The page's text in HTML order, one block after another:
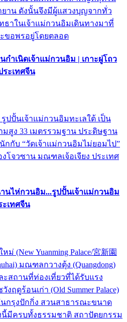
าน ดังนั้นจึงมีผู้แสวงบุญจากทั่ว
ธาในเจ้าแม่กวนอิมเดินทางมาที่
ขอพรอยู่โดยตลอด
ำเนิดเจ้าแม่กวนอิม | เกาะผู่โถว
ะเทศจีน
ปั้นเจ้าแม่กวนอิมทะเลใต้ เป็น
สูง 33 เมตรรวมฐาน ประดิษฐาน
กกับ “วัดเจ้าแม่กวนอิมไม่ยอมไป”
โจวซาน มณฑลเจ้อเจียง ประเทศ
านไห่กวนอิม...รูปปั้นเจ้าแม่กวนอิม
ะเทศจีน
(New Yuanming Palace/宮新園
มณฑลกวางตุ้ง (Quangdong)
ะสถานที่ท่องเที่ยวที่ได้รับแรง
ฤดูร้อนเก่า (Old Summer Palace)
กรุงปักกิ่ง สวนสาธารณะขนาด
นี้มีครบทั้งธรรมชาติ สถาปัตยกรรม